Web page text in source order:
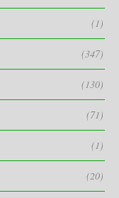
(1)
(347)
(130)
(71)
(1)
(20)